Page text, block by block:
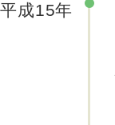
平成15年